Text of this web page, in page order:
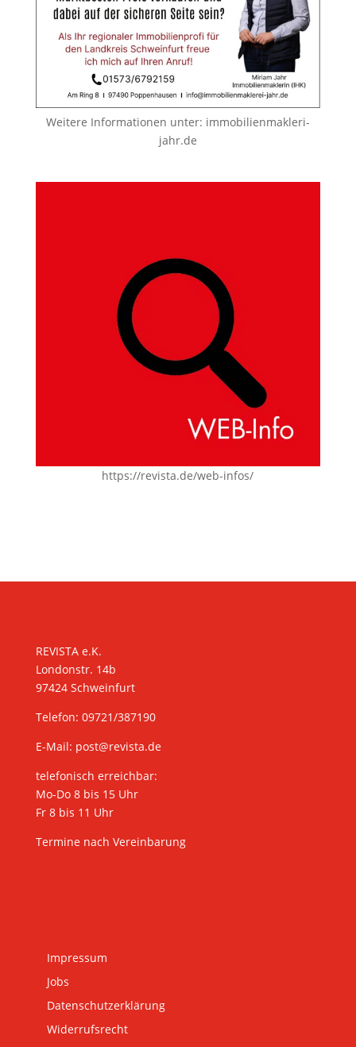
Weitere Informationen unter: immobilienmakleri-
jahr.de
https://revista.de/web-infos/
REVISTA e.K.
Londonstr. 14b
97424 Schweinfurt
Telefon: 09721/387190
E-Mail: post@revista.de
telefonisch erreichbar:
Mo-Do 8 bis 15 Uhr
Fr 8 bis 11 Uhr
Termine nach Vereinbarung
Impressum
Jobs
Datenschutzerklärung
Widerrufsrecht